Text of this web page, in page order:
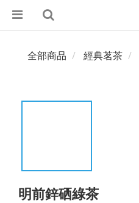
全部商品 經典茗茶
明前鋅硒綠茶